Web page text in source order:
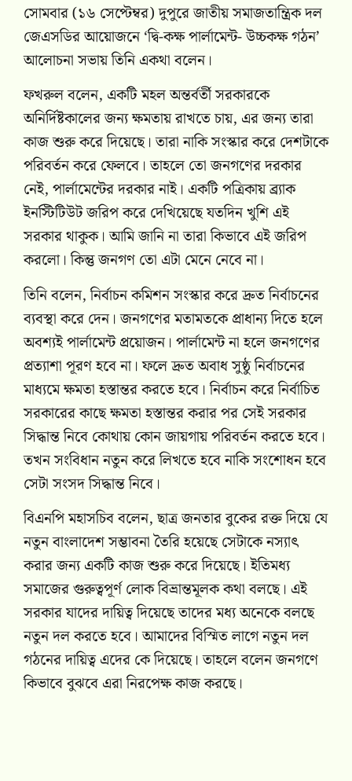
সোমবার (১৬ সেপ্টেম্বর) দুপুরে জাতীয় সমাজতান্ত্রিক দল
জেএসডির আয়োজনে ‘দ্বি-কক্ষ পার্লামেন্ট- উচ্চকক্ষ গঠন’
আলোচনা সভায় তিনি একথা বলেন।
ফখরুল বলেন, একটি মহল অন্তর্বর্তী সরকারকে
অনির্দিষ্টকালের জন্য ক্ষমতায় রাখতে চায়, এর জন্য তারা
কাজ শুরু করে দিয়েছে। তারা নাকি সংস্কার করে দেশটাকে
পরিবর্তন করে ফেলবে। তাহলে তো জনগণের দরকার
নেই, পার্লামেন্টের দরকার নাই। একটি পত্রিকায় ব্র‍্যাক
ইনস্টিটিউট জরিপ করে দেখিয়েছে যতদিন খুশি এই
সরকার থাকুক। আমি জানি না তারা কিভাবে এই জরিপ
করলো। কিন্তু জনগণ তো এটা মেনে নেবে না।
তিনি বলেন, নির্বাচন কমিশন সংস্কার করে দ্রুত নির্বাচনের
ব্যবস্থা করে দেন। জনগণের মতামতকে প্রাধান্য দিতে হলে
অবশ্যই পার্লামেন্ট প্রয়োজন। পার্লামেন্ট না হলে জনগণের
প্রত্যাশা পূরণ হবে না। ফলে দ্রুত অবাধ সুষ্ঠু নির্বাচনের
মাধ্যমে ক্ষমতা হস্তান্তর করতে হবে। নির্বাচন করে নির্বাচিত
সরকারের কাছে ক্ষমতা হস্তান্তর করার পর সেই সরকার
সিদ্ধান্ত নিবে কোথায় কোন জায়গায় পরিবর্তন করতে হবে।
তখন সংবিধান নতুন করে লিখতে হবে নাকি সংশোধন হবে
সেটা সংসদ সিদ্ধান্ত নিবে।
বিএনপি মহাসচিব বলেন, ছাত্র জনতার বুকের রক্ত দিয়ে যে
নতুন বাংলাদেশ সম্ভাবনা তৈরি হয়েছে সেটাকে নস্যাৎ
করার জন্য একটি কাজ শুরু করে দিয়েছে। ইতিমধ্য
সমাজের গুরুত্বপূর্ণ লোক বিভ্রান্তমূলক কথা বলছে। এই
সরকার যাদের দায়িত্ব দিয়েছে তাদের মধ্য অনেকে বলছে
নতুন দল করতে হবে। আমাদের বিস্মিত লাগে নতুন দল
গঠনের দায়িত্ব এদের কে দিয়েছে। তাহলে বলেন জনগণে
কিভাবে বুঝবে এরা নিরপেক্ষ কাজ করছে।